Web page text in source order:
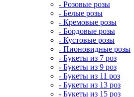
- Розовые розы
- Белые розы
- Кремовые розы
- Бордовые розы
- Кустовые розы
- Пионовидные розы
- Букеты из 7 роз
- Букеты из 9 роз
- Букеты из 11 роз
- Букеты из 13 роз
- Букеты из 15 роз